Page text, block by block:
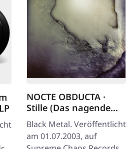
NOCTE OBDUCTA ·
Stille (Das nagende
Schweigen) | CD
Black Metal. Veröffentlicht
am 01.07.2003, auf